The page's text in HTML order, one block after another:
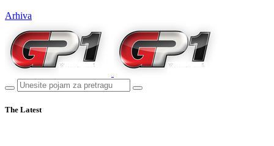
Arhiva
The Latest